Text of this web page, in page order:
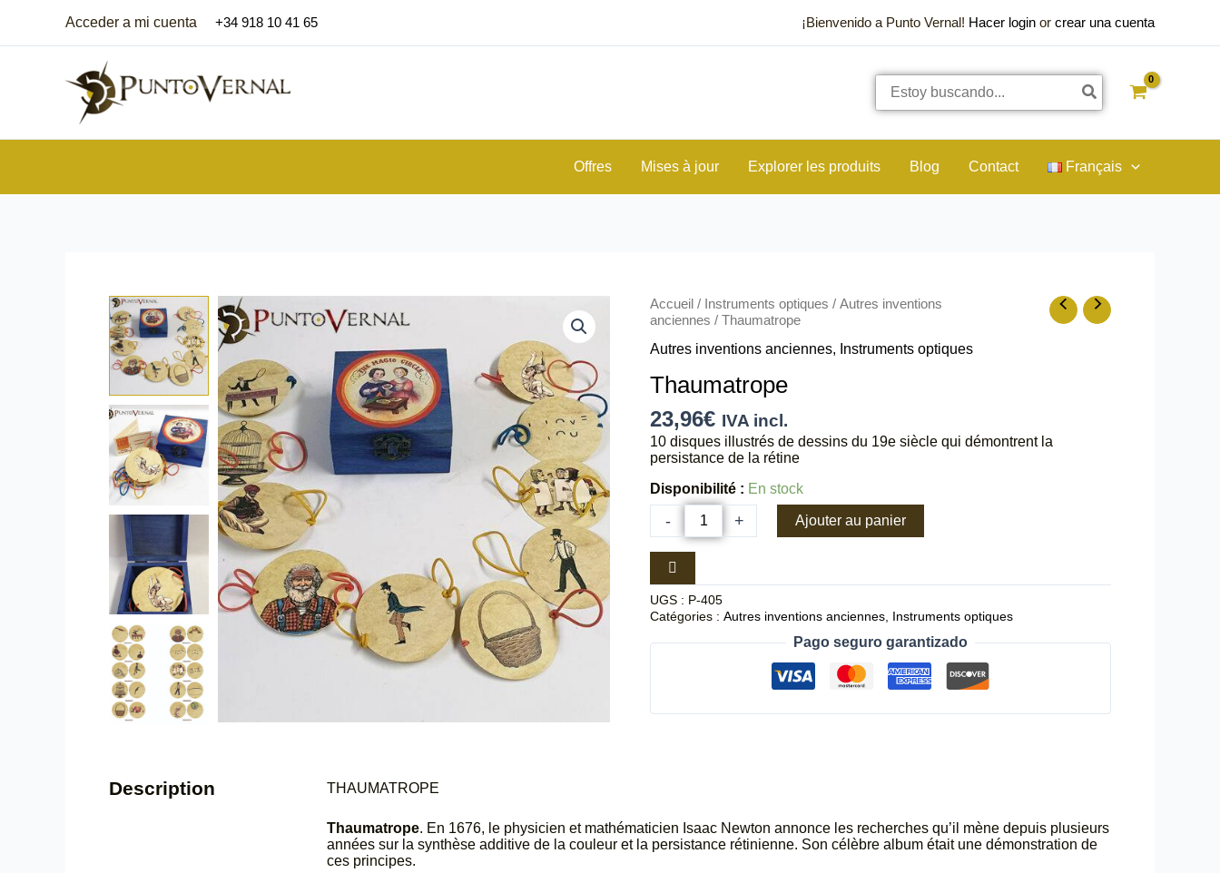
Acceder a mi cuenta +34 918 10 41 65 ¡Bienvenido a Punto Vernal! Hacer login or crear una cuenta
Rechercher:
Offres Mises à jour Explorer les produits Blog Contact Français
Accueil / Instruments optiques /Autres inventions
anciennes / Thaumatrope
Autres inventions anciennes, Instruments optiques
Thaumatrope
23,96€ IVA incl.
10 disques illustrés de dessins du 19e siècle qui démontrent la
persistance de la rétine
Disponibilité : En stock
-
quantité
de
+ Ajouter au panier
UGS : P-405
Catégories :Autres inventions anciennes Instruments optiques
Pago seguro garantizado
Description THAUMATROPE
Thaumatrope. En 1676, le physicien et mathématicien Isaac Newton annonce les recherches qu’il mène depuis plusieurs
années sur la synthèse additive de la couleur et la persistance rétinienne. Son célèbre album était une démonstration de
ces principes.